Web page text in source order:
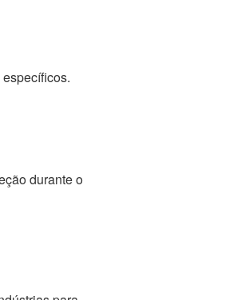
durante o